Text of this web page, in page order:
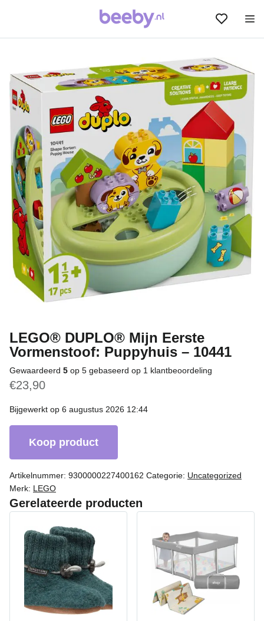
LEGO® DUPLO® Mijn Eerste
Vormenstoof: Puppyhuis – 10441
Gewaardeerd 5 op 5 gebaseerd op 1 klantbeoordeling
€23,90
Bijgewerkt op 6 augustus 2026 12:44
Koop product
Artikelnummer: 9300000227400162 Categorie: Uncategorized
Merk: LEGO
Gerelateerde producten